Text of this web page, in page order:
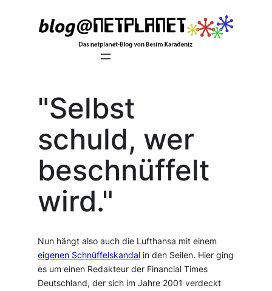
"Selbst
schuld, wer
beschnüffelt
wird."
Nun hängt also auch die Lufthansa mit einem
eigenen Schnüffelskandal in den Seilen. Hier ging
es um einen Redakteur der Financial Times
Deutschland, der sich im Jahre 2001 verdeckt